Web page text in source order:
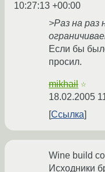
10:27:13 +00:00
>Раз на раз
Если бы
просил.
mikhail ☆
18.02.2005
Ссылка
Wine build
Исходники